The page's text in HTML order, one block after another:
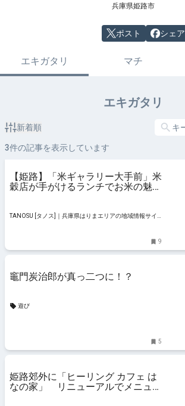
兵庫県姫路市
ポスト シェア
エキガタリ マチ
エキガタリ
新着順
3件の記事を表示しています
【姫路】「米ギャラリー大手前」米
穀店が手がけるランチでお米の魅力
TANOSU [タノス]｜兵庫県はりまエリアの地域情報サイ
9
竈門炭治郎が真っ二つに！？
遊び
5
姫路郊外に「ヒーリング カフェ は
なの家」 リニューアルでメニュー